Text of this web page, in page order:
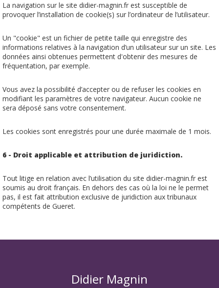
La navigation sur le site didier-magnin.fr est susceptible de
provoquer l’installation de cookie(s) sur l’ordinateur de l’utilisateur.
Un "cookie" est un fichier de petite taille qui enregistre des
informations relatives à la navigation d’un utilisateur sur un site. Les
données ainsi obtenues permettent d'obtenir des mesures de
fréquentation, par exemple.
Vous avez la possibilité d’accepter ou de refuser les cookies en
modifiant les paramètres de votre navigateur. Aucun cookie ne
sera déposé sans votre consentement.
Les cookies sont enregistrés pour une durée maximale de 1 mois.
6 - Droit applicable et attribution de juridiction.
Tout litige en relation avec l’utilisation du site didier-magnin.fr est
soumis au droit français. En dehors des cas où la loi ne le permet
pas, il est fait attribution exclusive de juridiction aux tribunaux
compétents de Gueret.
Didier Magnin